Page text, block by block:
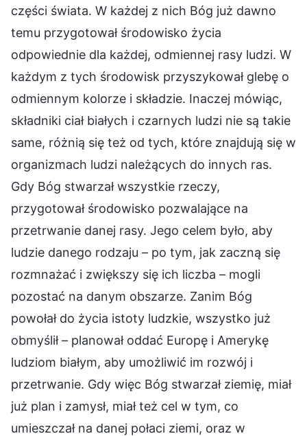
części świata. W każdej z nich Bóg już dawno
temu przygotował środowisko życia
odpowiednie dla każdej, odmiennej rasy ludzi. W
każdym z tych środowisk przyszykował glebę o
odmiennym kolorze i składzie. Inaczej mówiąc,
składniki ciał białych i czarnych ludzi nie są takie
same, różnią się też od tych, które znajdują się w
organizmach ludzi należących do innych ras.
Gdy Bóg stwarzał wszystkie rzeczy,
przygotował środowisko pozwalające na
przetrwanie danej rasy. Jego celem było, aby
ludzie danego rodzaju – po tym, jak zaczną się
rozmnażać i zwiększy się ich liczba – mogli
pozostać na danym obszarze. Zanim Bóg
powołał do życia istoty ludzkie, wszystko już
obmyślił – planował oddać Europę i Amerykę
ludziom białym, aby umożliwić im rozwój i
przetrwanie. Gdy więc Bóg stwarzał ziemię, miał
już plan i zamysł, miał też cel w tym, co
umieszczał na danej połaci ziemi, oraz w